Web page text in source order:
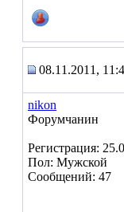
08.11.2011,
nikon
Форумчанин
Регистрация:
Пол: Мужской
Сообщений: 47